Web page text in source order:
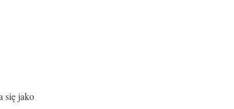
się jako